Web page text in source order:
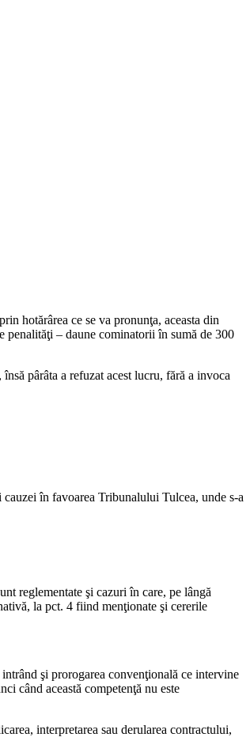
hotărârea ce se va pronunţa, aceasta din
penalităţi – daune cominatorii în sumă de 300
pârâta a refuzat acest lucru, fără a invoca
în favoarea Tribunalului Tulcea, unde s-a
reglementate şi cazuri în care, pe lângă
la pct. 4 fiind menţionate şi cererile
şi prorogarea convenţională ce intervine
când această competenţă nu este
interpretarea sau derularea contractului,